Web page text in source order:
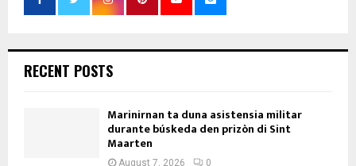
RECENT POSTS
Marinirnan ta duna asistensia militar
durante búskeda den prizòn di Sint
Maarten
August 7, 2026 0